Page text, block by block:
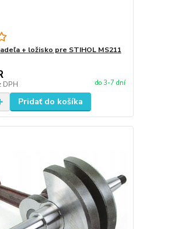
+ ložisko pre STIHOL MS211
DPH do 3-7 dní
Pridať do košíka